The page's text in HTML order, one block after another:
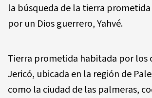
la búsqueda de la tierra
por un Dios guerrero, Yahvé.
Tierra prometida habitada por los
Jericó, ubicada en la región de
como la ciudad de las palmeras,